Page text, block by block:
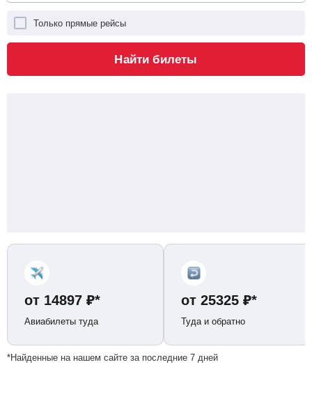
Только прямые рейсы
Найти билеты
от 14897 ₽*
Авиабилеты туда
от 25325 ₽*
Туда и обратно
*Найденные на нашем сайте за последние 7 дней